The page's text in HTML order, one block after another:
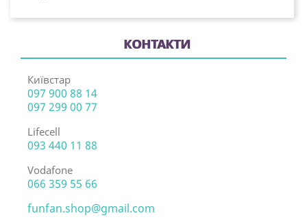
КОНТАКТИ
Київстар
097 900 88 14
097 299 00 77
Lifecell
093 440 11 88
Vodafone
066 359 55 66
funfan.shop@gmail.com